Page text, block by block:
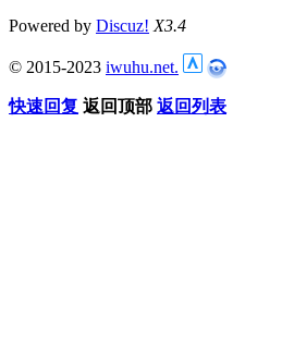
Powered by Discuz! X3.4
© 2015-2023 iwuhu.net.
快速回复 返回顶部 返回列表